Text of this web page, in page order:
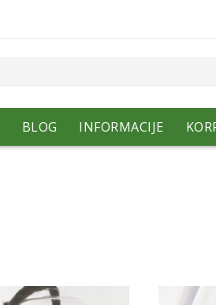
BLOG INFORMACIJE